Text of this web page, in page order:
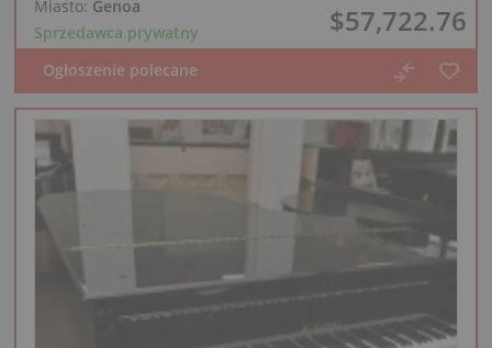
$57,722.76
Miasto: Genoa
Sprzedawca prywatny